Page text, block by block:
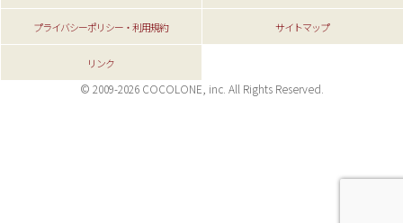
プライバシーポリシー・利用規約 サイトマップ
リンク
© 2009-2026 COCOLONE, inc. All Rights Reserved.